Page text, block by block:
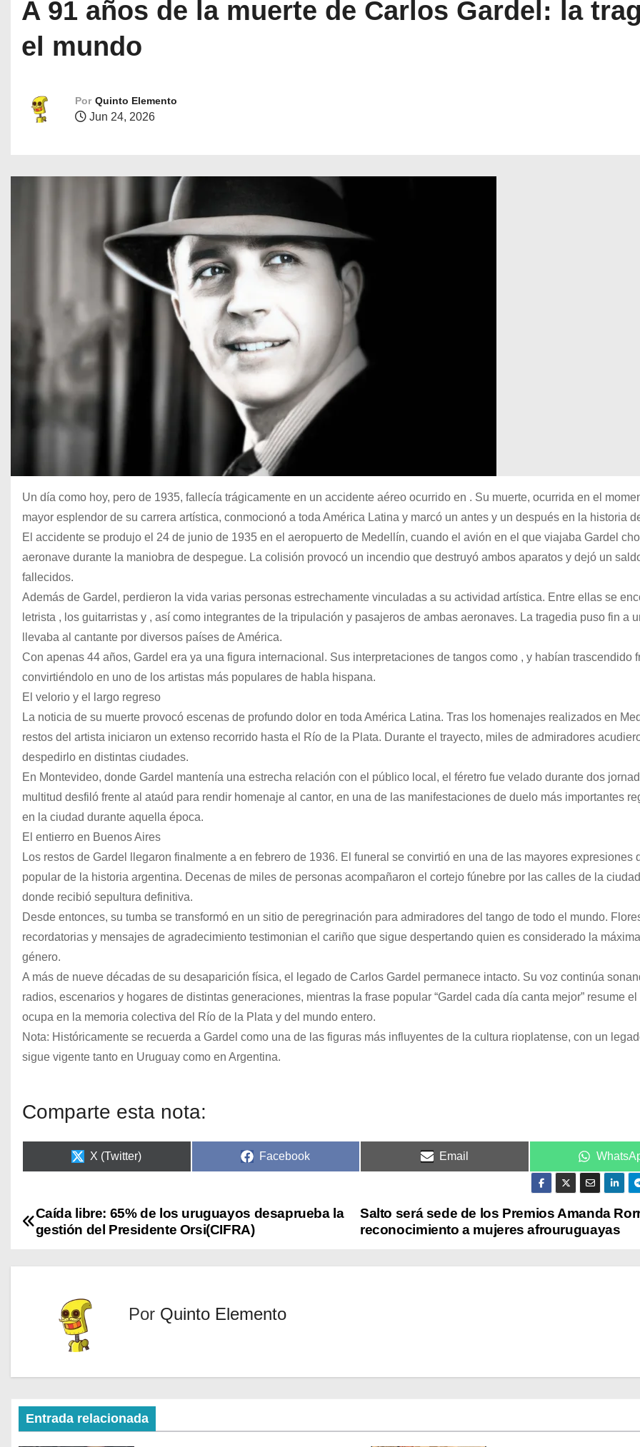
A 91 años de la muerte de Carlos Gardel: la
el mundo
Por Quinto Elemento
Jun 24, 2026
Un día como hoy, pero de 1935, fallecía trágicamente en un accidente aéreo ocurrido en . Su muerte, ocurrida en el
mayor esplendor de su carrera artística, conmocionó a toda América Latina y marcó un antes y un después en la historia
El accidente se produjo el 24 de junio de 1935 en el aeropuerto de Medellín, cuando el avión en el que viajaba Gardel
aeronave durante la maniobra de despegue. La colisión provocó un incendio que destruyó ambos aparatos y dejó un
fallecidos.
Además de Gardel, perdieron la vida varias personas estrechamente vinculadas a su actividad artística. Entre ellas se
letrista , los guitarristas y , así como integrantes de la tripulación y pasajeros de ambas aeronaves. La tragedia puso fin a
llevaba al cantante por diversos países de América.
Con apenas 44 años, Gardel era ya una figura internacional. Sus interpretaciones de tangos como , y habían trascendido
convirtiéndolo en uno de los artistas más populares de habla hispana.
El velorio y el largo regreso
La noticia de su muerte provocó escenas de profundo dolor en toda América Latina. Tras los homenajes realizados en
restos del artista iniciaron un extenso recorrido hasta el Río de la Plata. Durante el trayecto, miles de admiradores
despedirlo en distintas ciudades.
En Montevideo, donde Gardel mantenía una estrecha relación con el público local, el féretro fue velado durante dos
multitud desfiló frente al ataúd para rendir homenaje al cantor, en una de las manifestaciones de duelo más importantes
en la ciudad durante aquella época.
El entierro en Buenos Aires
Los restos de Gardel llegaron finalmente a en febrero de 1936. El funeral se convirtió en una de las mayores expresiones
popular de la historia argentina. Decenas de miles de personas acompañaron el cortejo fúnebre por las calles de la
donde recibió sepultura definitiva.
Desde entonces, su tumba se transformó en un sitio de peregrinación para admiradores del tango de todo el mundo.
recordatorias y mensajes de agradecimiento testimonian el cariño que sigue despertando quien es considerado la
género.
A más de nueve décadas de su desaparición física, el legado de Carlos Gardel permanece intacto. Su voz continúa
radios, escenarios y hogares de distintas generaciones, mientras la frase popular “Gardel cada día canta mejor” resume
ocupa en la memoria colectiva del Río de la Plata y del mundo entero.
Nota: Históricamente se recuerda a Gardel como una de las figuras más influyentes de la cultura rioplatense, con un
sigue vigente tanto en Uruguay como en Argentina.
Comparte esta nota:
X (Twitter) Facebook Email
Salto será sede de los Premios Amanda
reconocimiento a mujeres afrouruguayas
Caída libre: 65% de los uruguayos desaprueba la
gestión del Presidente Orsi(CIFRA)
Por Quinto Elemento
Entrada relacionada